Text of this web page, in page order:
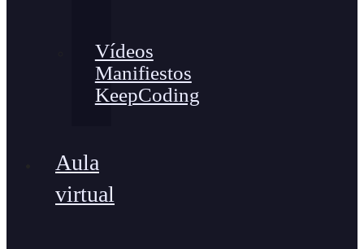
Vídeos
Manifiestos
KeepCoding
Aula
virtual